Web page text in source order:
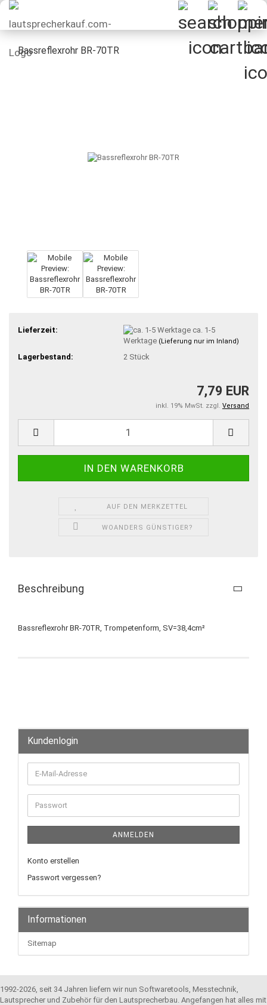
Bassreflexrohr BR-70TR
Lieferzeit:
ca. 1-5
Werktage (Lieferung nur im Inland)
Lagerbestand: 2 Stück
7,79 EUR
inkl. 19% MwSt. zzgl. Versand
AUF DEN MERKZETTEL
WOANDERS GÜNSTIGER?
Beschreibung
Bassreflexrohr BR-70TR, Trompetenform, SV=38,4cm²
Kundenlogin
E-
Mail-
Adresse
Passwort
ANMELDEN
Konto erstellen
Passwort vergessen?
Informationen
Sitemap
1992-2026, seit 34 Jahren liefern wir nun Softwaretools, Messtechnik,
Lautsprecher und Zubehör für den Lautsprecherbau. Angefangen hat alles mit